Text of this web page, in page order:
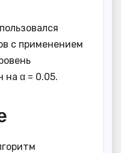
с применением
на α = 0.05.